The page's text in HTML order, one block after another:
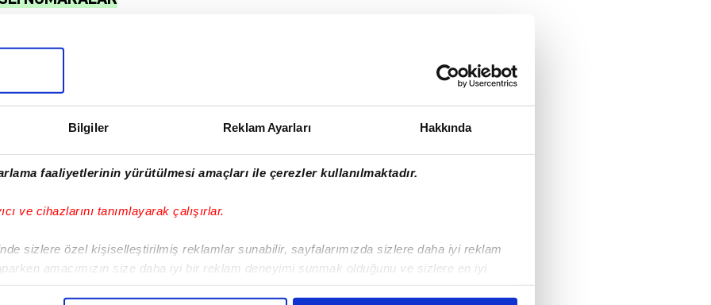
Bilgiler Reklam Ayarları Hakkında
faaliyetlerinin yürütülmesi amaçları ile çerezler kullanılmaktadır.
ve cihazlarını tanımlayarak çalışırlar.
sizlere özel kişiselleştirilmiş reklamlar sunabilir, sayfalarımızda sizlere daha iyi reklam
amacımızın size daha iyi bir reklam deneyimi sunmak olduğunu ve sizlere en iyi
sonucu için TIKLA
Sonraki Haber